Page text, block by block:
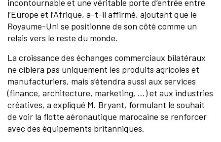
incontournable et une véritable porte d’entrée entre
l’Europe et l’Afrique, a-t-il affirmé, ajoutant que le
Royaume-Uni se positionne de son côté comme un
relais vers le reste du monde.
La croissance des échanges commerciaux bilatéraux
ne ciblera pas uniquement les produits agricoles et
manufacturiers, mais s’étendra aussi aux services
(finance, architecture, marketing, …) et aux industries
créatives, a expliqué M. Bryant, formulant le souhait
de voir la flotte aéronautique marocaine se renforcer
avec des équipements britanniques.